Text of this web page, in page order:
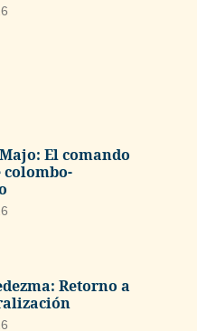
El comando
colombo-
Retorno a